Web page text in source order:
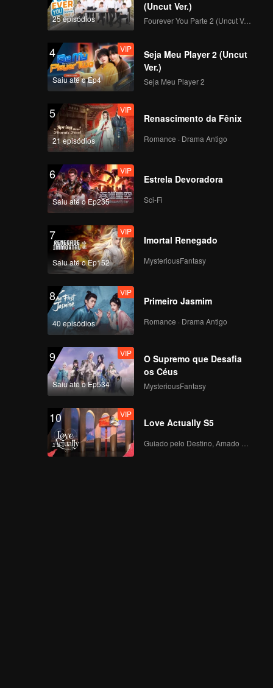
na hora
25 episódios
(Uncut Ver.)
Fourever You Parte 2 (Uncut Ver.)
4
Saiu até o Ep4
VIP
Seja Meu Player 2 (Uncut
Ver.)
Seja Meu Player 2
5
21 episódios
VIP
Renascimento da Fênix
Romance · Drama Antigo
6
Saiu até o Ep235
VIP
Estrela Devoradora
Sci-Fi
7
Saiu até o Ep152
VIP
Imortal Renegado
MysteriousFantasy
8
40 episódios
VIP
Primeiro Jasmim
Romance · Drama Antigo
9
Saiu até o Ep534
VIP
O Supremo que Desafia
os Céus
MysteriousFantasy
10 VIP
Love Actually S5